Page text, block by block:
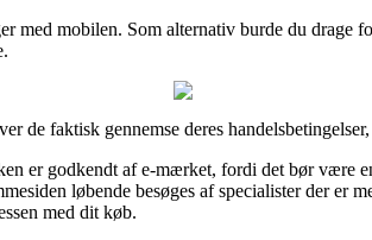
med mobilen. Som alternativ burde du drage
de faktisk gennemse deres
er godkendt af e-mærket, fordi det bør være
løbende besøges af specialister der er
med dit køb.